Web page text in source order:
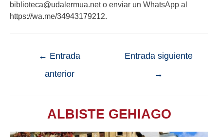
biblioteca@udalermua.net o enviar un WhatsApp al
https://wa.me/34943179212.
← Entrada
anterior
Entrada siguiente
→
ALBISTE GEHIAGO